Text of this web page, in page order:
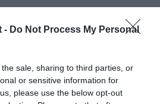
- Do Not Process My Personal
sale, sharing to third parties, or
or sensitive information for
please use the below opt-out
to the future»